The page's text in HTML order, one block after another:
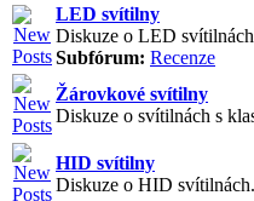
LED svítilny
Diskuze o LED
Subfórum: Recenze
Žárovkové svítilny
Diskuze o svítilnách s
HID svítilny
Diskuze o HID svítilnách.